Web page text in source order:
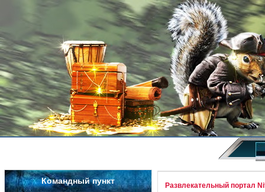
Командный пункт Развлекательный портал